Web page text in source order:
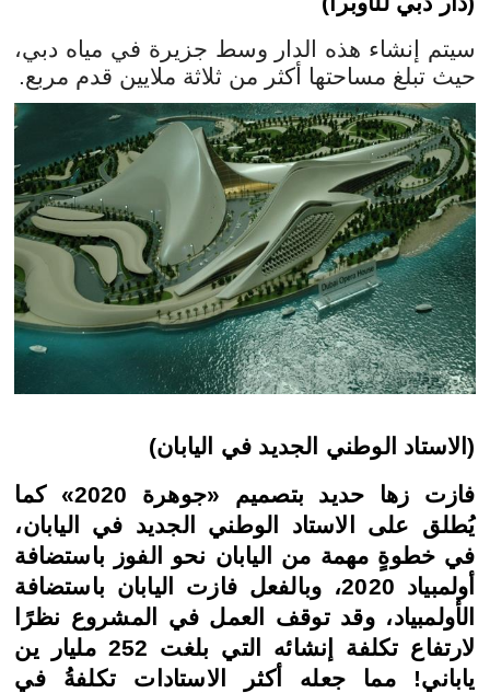
سيتم إنشاء هذه الدار وسط جزيرة في مياه دبي،
حيث تبلغ مساحتها أكثر من ثلاثة ملايين قدم مربع.
(الاستاد الوطني الجديد في اليابان)
فازت زها حديد بتصميم «جوهرة 2020» كما
يُطلق على الاستاد الوطني الجديد في اليابان،
في خطوةٍ مهمة من اليابان نحو الفوز باستضافة
أولمبياد 2020، وبالفعل فازت اليابان باستضافة
الأولمبياد، وقد توقف العمل في المشروع نظرًا
لارتفاع تكلفة إنشائه التي بلغت 252 مليار ين
ياباني! مما جعله أكثر الاستادات تكلفةُ في